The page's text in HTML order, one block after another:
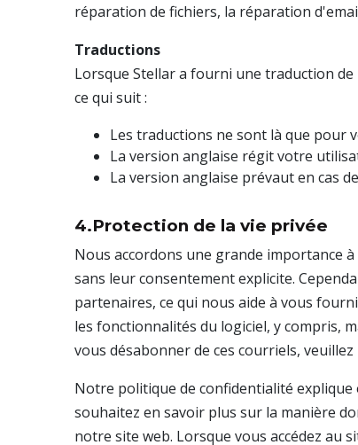
réparation de fichiers, la réparation
Traductions
Lorsque Stellar a fourni une traduction
ce qui suit :
Les traductions ne sont là que pour
La version anglaise régit votre
La version anglaise prévaut en cas
4.Protection de la vie privée
Nous accordons une grande importance
sans leur consentement explicite.
partenaires, ce qui nous aide à vous
les fonctionnalités du logiciel, y compris,
vous désabonner de ces courriels,
Notre politique de confidentialité
souhaitez en savoir plus sur la manière
notre site web. Lorsque vous accédez au